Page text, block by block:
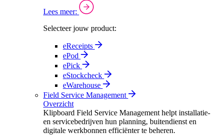
Lees meer:
Selecteer jouw product:
eReceipts
ePod
ePick
eStockcheck
eWarehouse
Field Service Management
Overzicht
Klipboard Field Service Management helpt installatie-
en servicebedrijven hun planning, buitendienst en
digitale werkbonnen efficiënter te beheren.